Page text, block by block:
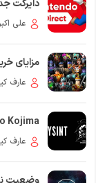
دایرکت
علی
مزایای
عارف
آماده
عارف